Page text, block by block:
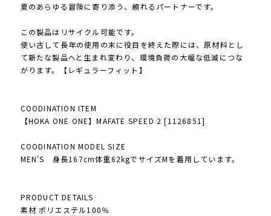
夏のあらゆる冒険に寄り添う、頼れるパートナーです。
この製品はリサイクル可能です。
使い古して長年の使用の末に役目を終えた際には、原材料とし
て新たな製品へと生まれ変わり、環境負荷の大幅な低減につな
がります。【レギュラーフィット】
COODINATION ITEM
【HOKA ONE ONE】MAFATE SPEED 2 [1126851]
COODINATION MODEL SIZE
MEN'S 身長167cm体重62kgでサイズMを着用しています。
PRODUCT DETAILS
素材 ポリエステル100％